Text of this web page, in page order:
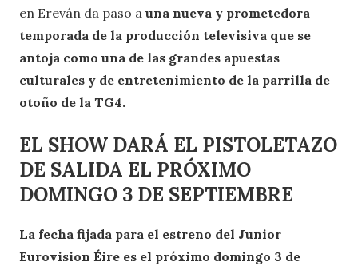
en Ereván da paso a una nueva y prometedora
temporada de la producción televisiva que se
antoja como una de las grandes apuestas
culturales y de entretenimiento de la parrilla de
otoño de la TG4.
EL SHOW DARÁ EL PISTOLETAZO
DE SALIDA EL PRÓXIMO
DOMINGO 3 DE SEPTIEMBRE
La fecha fijada para el estreno del Junior
Eurovision Éire es el próximo domingo 3 de